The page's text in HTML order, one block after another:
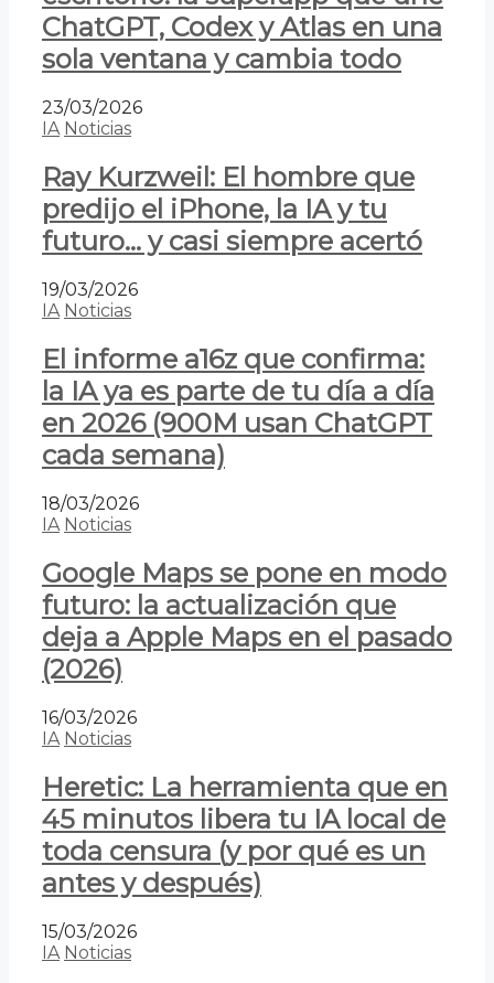
ChatGPT, Codex y Atlas en una
sola ventana y cambia todo
23/03/2026
IA Noticias
Ray Kurzweil: El hombre que
predijo el iPhone, la IA y tu
futuro… y casi siempre acertó
19/03/2026
IA Noticias
El informe a16z que confirma:
la IA ya es parte de tu día a día
en 2026 (900M usan ChatGPT
cada semana)
18/03/2026
IA Noticias
Google Maps se pone en modo
futuro: la actualización que
deja a Apple Maps en el pasado
(2026)
16/03/2026
IA Noticias
Heretic: La herramienta que en
45 minutos libera tu IA local de
toda censura (y por qué es un
antes y después)
15/03/2026
IA Noticias